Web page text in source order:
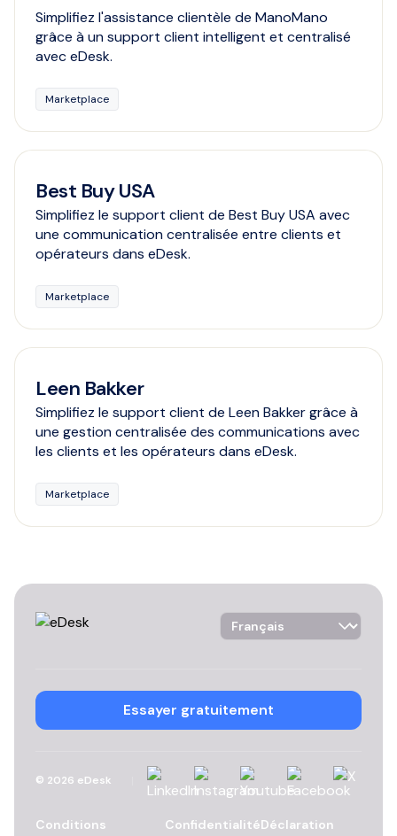
Simplifiez l'assistance clientèle de ManoMano
grâce à un support client intelligent et centralisé
avec eDesk.
Marketplace
Best Buy USA
Simplifiez le support client de Best Buy USA avec
une communication centralisée entre clients et
opérateurs dans eDesk.
Marketplace
Leen Bakker
Simplifiez le support client de Leen Bakker grâce à
une gestion centralisée des communications avec
les clients et les opérateurs dans eDesk.
Marketplace
Language Selector
Essayer gratuitement
© 2026 eDesk LinkedinInstagramYouTubeFacebook
X
Conditions
ConfidentialitéDéclaration